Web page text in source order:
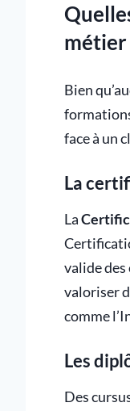
métier
Bien
face à un
La
La
valide
valoriser
comme
Les
Des